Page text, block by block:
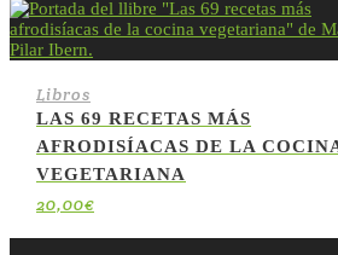
Libros
LAS 69 RECETAS MÁS
AFRODISÍACAS DE LA
VEGETARIANA
20,00€